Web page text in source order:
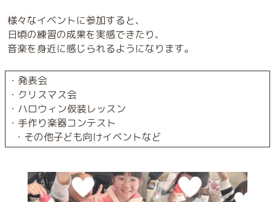
様々なイベントに参加すると、
日頃の練習の成果を実感できたり、
音楽を身近に感じられるようになります。
・発表会
・クリスマス会
・ハロウィン仮装レッスン
・手作り楽器コンテスト
・その他子ども向けイベントなど